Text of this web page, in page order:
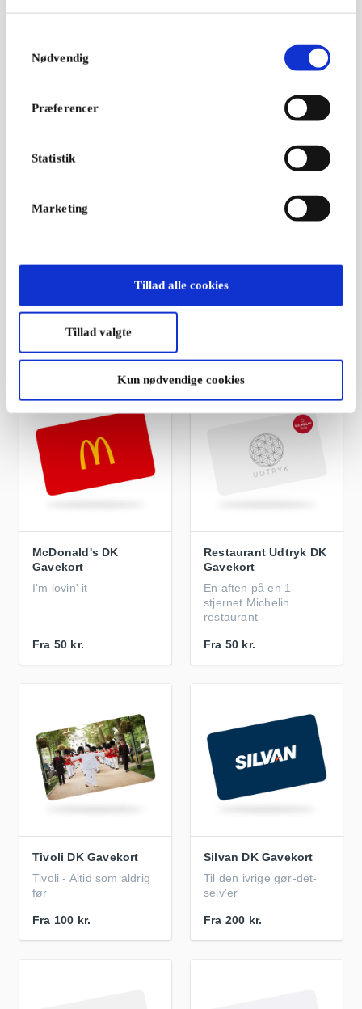
Nødvendig
Præferencer
Statistik
Marketing
Tillad alle cookies
Tillad valgte
Kun nødvendige cookies
Ticketmaster DK
teater, shows og sport
50 kr.
XL-BYG DK Gavekort
Skandinaviens største
McDonald's DK
Gavekort
I'm lovin' it
Fra 50 kr.
Restaurant Udtryk DK
Gavekort
En aften på en 1-
stjernet Michelin
restaurant
Fra 50 kr.
Tivoli DK Gavekort
Tivoli - Altid som aldrig
før
Fra 100 kr.
Silvan DK Gavekort
Til den ivrige gør-det-
selv'er
Fra 200 kr.